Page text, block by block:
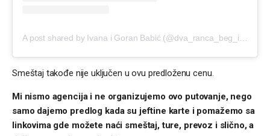
Smeštaj takođe nije uključen u ovu predloženu cenu.
Mi nismo agencija i ne organizujemo ovo putovanje, nego
samo dajemo predlog kada su jeftine karte i pomažemo sa
linkovima gde možete naći smeštaj, ture, prevoz i slično, a